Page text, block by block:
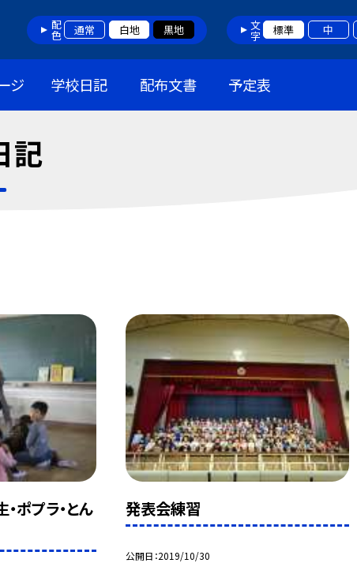
配色 通常 白地 黒地 文字 標準 中
ジ 学校日記 配布文書 予定表
記
ポプラ・とん
発表会練習
公開日 2019/10/30